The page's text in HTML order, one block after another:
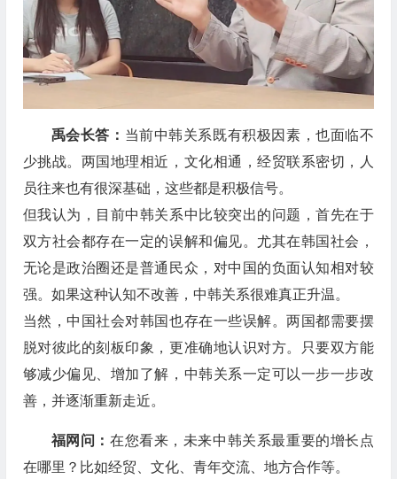
禹会长答： 当前中韩关系既有积极因素，也面临不
少挑战。两国地理相近，文化相通，经贸联系密切，人
员往来也有很深基础，这些都是积极信号。
但我认为，目前中韩关系中比较突出的问题，首先在于
双方社会都存在一定的误解和偏见。尤其在韩国社会，
无论是政治圈还是普通民众，对中国的负面认知相对较
强。如果这种认知不改善，中韩关系很难真正升温。
当然，中国社会对韩国也存在一些误解。两国都需要摆
脱对彼此的刻板印象，更准确地认识对方。只要双方能
够减少偏见、增加了解，中韩关系一定可以一步一步改
善，并逐渐重新走近。
福网问： 在您看来，未来中韩关系最重要的增长点
在哪里？比如经贸、文化、青年交流、地方合作等。